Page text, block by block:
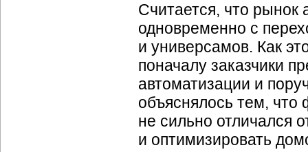
Считается, что рынок
одновременно с
и универсамов. Как
поначалу заказчики
автоматизации и
объяснялось тем, что
не сильно отличался
и оптимизировать